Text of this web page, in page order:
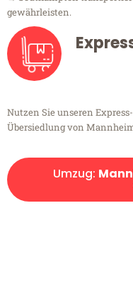
gewährleisten.
Nutzen Sie unseren
Übersiedlung von
Umzug: